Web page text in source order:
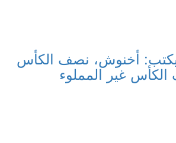
أخنوش، نصف الكأس
غير المملوء